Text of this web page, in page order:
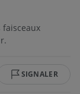
faisceaux
SIGNALER